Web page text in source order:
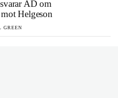
AD om
Helgeson
GREEN